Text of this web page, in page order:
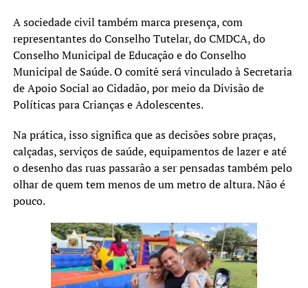
A sociedade civil também marca presença, com
representantes do Conselho Tutelar, do CMDCA, do
Conselho Municipal de Educação e do Conselho
Municipal de Saúde. O comitê será vinculado à Secretaria
de Apoio Social ao Cidadão, por meio da Divisão de
Políticas para Crianças e Adolescentes.
Na prática, isso significa que as decisões sobre praças,
calçadas, serviços de saúde, equipamentos de lazer e até
o desenho das ruas passarão a ser pensadas também pelo
olhar de quem tem menos de um metro de altura. Não é
pouco.